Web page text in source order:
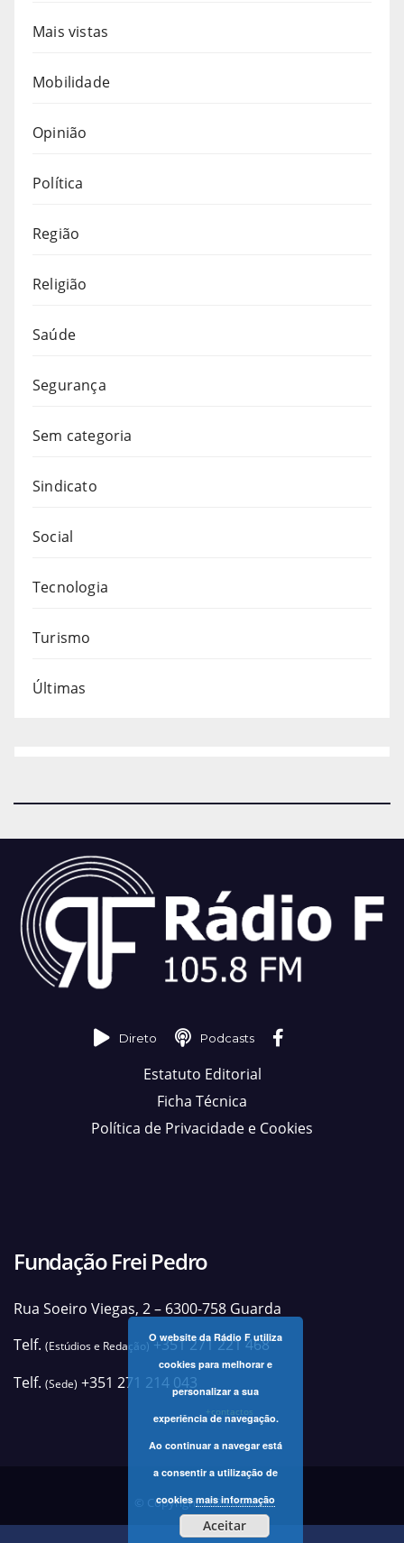
Mais vistas
Mobilidade
Opinião
Política
Região
Religião
Saúde
Segurança
Sem categoria
Sindicato
Social
Tecnologia
Turismo
Últimas
Direto Podcasts
Estatuto Editorial
Ficha Técnica
Política de Privacidade e Cookies
Fundação Frei Pedro
Rua Soeiro Viegas, 2 – 6300-758 Guarda
Telf. (Estúdios e Redação)+351 271 221 468
Telf. (Sede) +351 271 214 043
+contactos
© Copyright 2025 Rádio F
O website da Rádio F utiliza
cookies para melhorar e
personalizar a sua
experiência de navegação.
Ao continuar a navegar está
a consentir a utilização de
cookiesmais informação
Aceitar